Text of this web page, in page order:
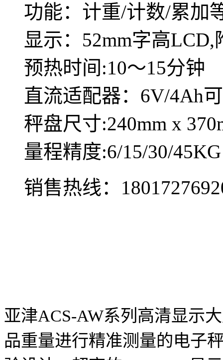
功能：计重/计数/累加
显示：52mm字高
预热时间:10～15分钟
直流适配器：6V/4Ah
秤盘尺寸:240mm x
量程精度:6/15/30/
销售热线：
亚津ACS-AW系列高清显示
品重量进行精准测量的电子